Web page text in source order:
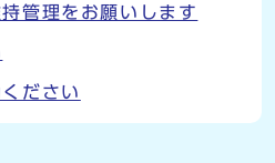
管理をお願いします
ださい